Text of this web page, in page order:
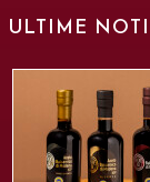
ULTIME